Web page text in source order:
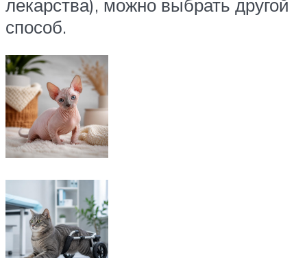
лекарства), можно выбрать другой
способ.